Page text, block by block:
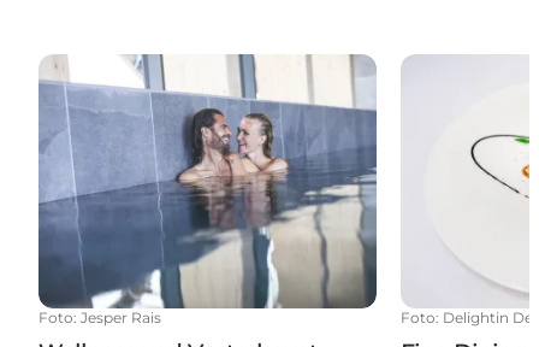
Wellness ved Vesterhavet
Foto: Jesper Rais
Fine Dining
Foto: Delightin